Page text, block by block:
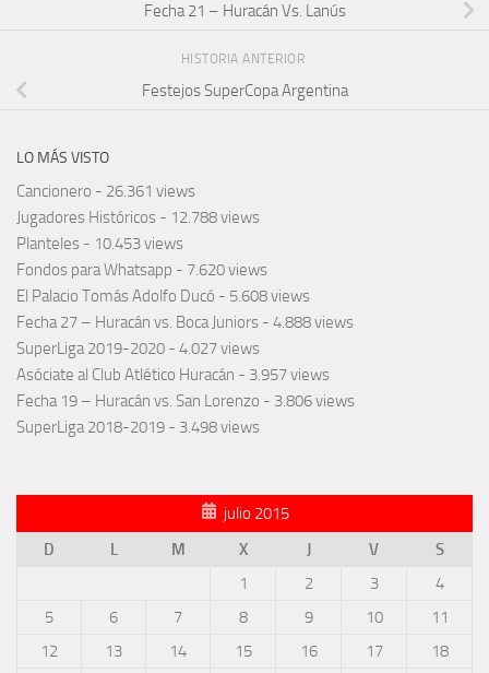
Fecha 21 – Huracán Vs. Lanús
HISTORIA ANTERIOR
Festejos SuperCopa Argentina
LO MÁS VISTO
Cancionero - 26.361 views
Jugadores Históricos - 12.788 views
Planteles - 10.453 views
Fondos para Whatsapp - 7.620 views
El Palacio Tomás Adolfo Ducó - 5.608 views
Fecha 27 – Huracán vs. Boca Juniors - 4.888 views
SuperLiga 2019-2020 - 4.027 views
Asóciate al Club Atlético Huracán - 3.957 views
Fecha 19 – Huracán vs. San Lorenzo - 3.806 views
SuperLiga 2018-2019 - 3.498 views
julio 2015
D
L M X J V
S
1
2 3
4
5
6 7 8 9 10
11
12
13 14 15 16 17
18